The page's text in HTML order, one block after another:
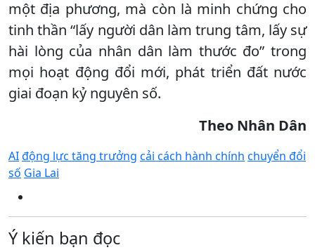
một địa phương, mà còn là minh chứng cho
tinh thần “lấy người dân làm trung tâm, lấy sự
hài lòng của nhân dân làm thước đo” trong
mọi hoạt động đổi mới, phát triển đất nước
giai đoạn kỷ nguyên số.
Theo Nhân Dân
AIđộng lực tăng trưởng cải cách hành chính chuyển đổi
số Gia Lai
Ý kiến bạn đọc